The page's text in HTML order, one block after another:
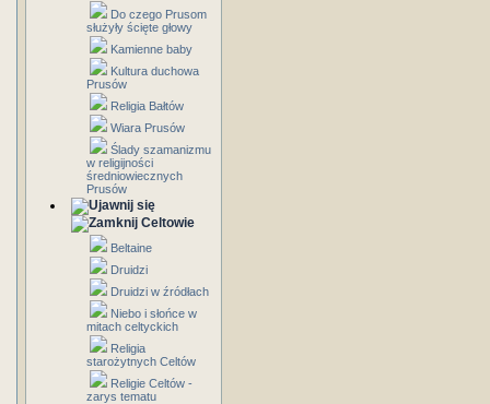
Do czego Prusom
służyły ścięte głowy
Kamienne baby
Kultura duchowa
Prusów
Religia Bałtów
Wiara Prusów
Ślady szamanizmu
w religijności
średniowiecznych
Prusów
Celtowie
Beltaine
Druidzi
Druidzi w źródłach
Niebo i słońce w
mitach celtyckich
Religia
starożytnych Celtów
Religie Celtów -
zarys tematu